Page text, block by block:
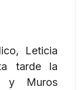
Leticia
tarde la
y Muros